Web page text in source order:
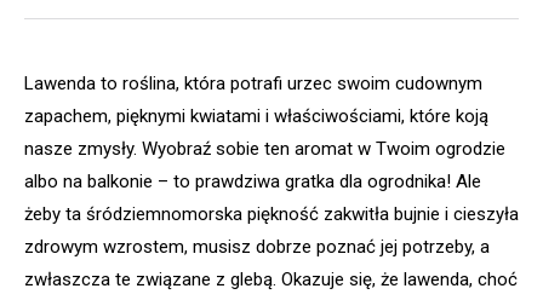
Lawenda to roślina, która potrafi urzec swoim cudownym
zapachem, pięknymi kwiatami i właściwościami, które koją
nasze zmysły. Wyobraź sobie ten aromat w Twoim ogrodzie
albo na balkonie – to prawdziwa gratka dla ogrodnika! Ale
żeby ta śródziemnomorska piękność zakwitła bujnie i cieszyła
zdrowym wzrostem, musisz dobrze poznać jej potrzeby, a
zwłaszcza te związane z glebą. Okazuje się, że lawenda, choć